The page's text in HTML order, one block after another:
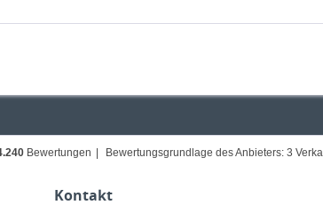
Bewertungen Bewertungsgrundlage des Anbieters: 3
Kontakt